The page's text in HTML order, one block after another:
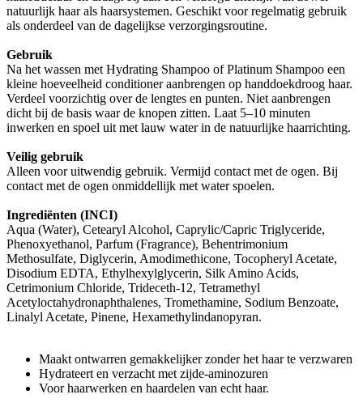
natuurlijk haar als haarsystemen. Geschikt voor regelmatig gebruik
als onderdeel van de dagelijkse verzorgingsroutine.
Gebruik
Na het wassen met Hydrating Shampoo of Platinum Shampoo een
kleine hoeveelheid conditioner aanbrengen op handdoekdroog haar.
Verdeel voorzichtig over de lengtes en punten. Niet aanbrengen
dicht bij de basis waar de knopen zitten. Laat 5–10 minuten
inwerken en spoel uit met lauw water in de natuurlijke haarrichting.
Veilig gebruik
Alleen voor uitwendig gebruik. Vermijd contact met de ogen. Bij
contact met de ogen onmiddellijk met water spoelen.
Ingrediënten (INCI)
Aqua (Water), Cetearyl Alcohol, Caprylic/Capric Triglyceride,
Phenoxyethanol, Parfum (Fragrance), Behentrimonium
Methosulfate, Diglycerin, Amodimethicone, Tocopheryl Acetate,
Disodium EDTA, Ethylhexylglycerin, Silk Amino Acids,
Cetrimonium Chloride, Trideceth‑12, Tetramethyl
Acetyloctahydronaphthalenes, Tromethamine, Sodium Benzoate,
Linalyl Acetate, Pinene, Hexamethylindanopyran.
Maakt ontwarren gemakkelijker zonder het haar te verzwaren
Hydrateert en verzacht met zijde‑aminozuren
Voor haarwerken en haardelen van echt haar.